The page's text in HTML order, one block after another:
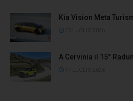
Kia Vision Meta
A Cervinia il 15°